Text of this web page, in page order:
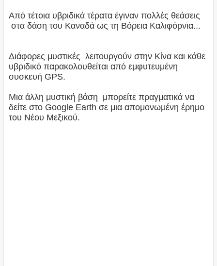
Από τέτοια υβριδικά τέρατα έγιναν πολλές θεάσεις
στα δάση του Καναδά ως τη Βόρεια Καλιφόρνια...
Διάφορες μυστικές λειτουργούν στην Κίνα και κάθε
υβριδικό παρακολουθείται από εμφυτευμένη
συσκευή GPS.
Μια άλλη μυστική βάση μπορείτε πραγματικά να
δείτε στο Google Earth σε μια απομονωμένη έρημο
του Νέου Μεξικού.